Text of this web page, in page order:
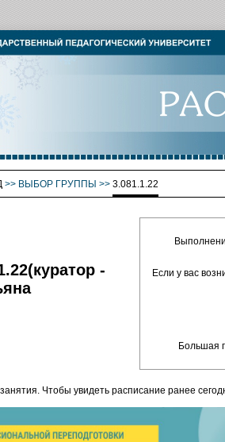
>> ВЫБОР ГРУППЫ >> 3.081.1.22
-
Если у вас
Большая
Чтобы увидеть расписание ранее